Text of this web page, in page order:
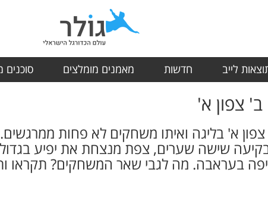
לייב חדשות מאמנים מומלצים סוכנים
א' בליגה ואיתו משחקים לא פחות
שישה שערים, צפת מנצחת את יפיע בגדול
יפה בעראבה. מה לגבי שאר המשחקים? תקראו